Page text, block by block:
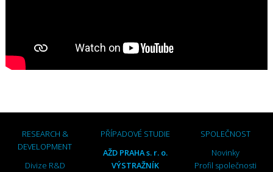
RESEARCH &
DEVELOPMENT
Divize R&D
PŘÍPADOVÉ STUDIE
AŽD PRAHA s. r. o.
VÝSTRAŽNÍK
SPOLEČNOST
Novinky
Profil společnosti